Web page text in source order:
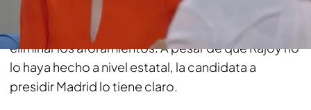
Cristina Cifuentes ha asegurado que si es elegida
Presidenta de la Comunidad dará el paso de
eliminar los aforamientos. A pesar de que Rajoy no
lo haya hecho a nivel estatal, la candidata a
presidir Madrid lo tiene claro.